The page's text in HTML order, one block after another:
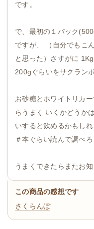
です。
で、最初の１パック
ですが、 （自分でもこ
と思った）さすがに
200gぐらいをサクラン
お砂糖とホワイトリカ
らうまく いくかどうか
いすると飲めるかもしれ
＃本ぐらい読んで調べ
うまくできたらまたお知
この商品の感想です
さくらんぼ